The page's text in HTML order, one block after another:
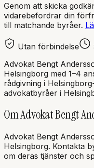
Genom att skicka
vidarebefordrar din
till matchande byråer.
Utan förbindelse
Advokat Bengt
Helsingborg med 1–4
rådgivning i Helsingborg
advokatbyråer i
OmAdvokat Bengt
Advokat Bengt
Helsingborg. Kontakta
om deras tjänster och